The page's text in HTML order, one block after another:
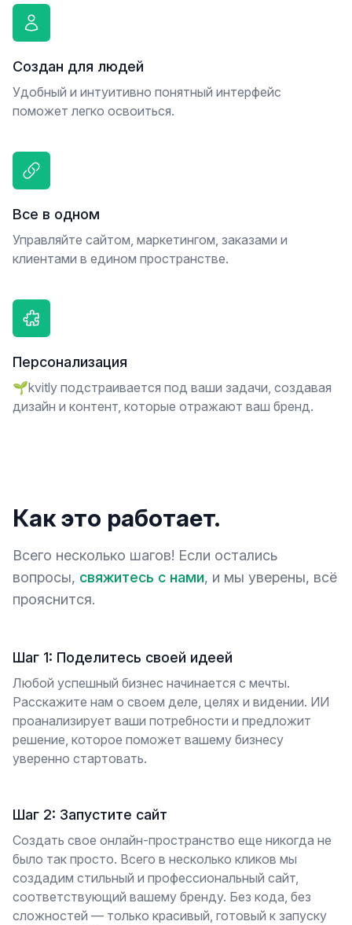
Создан для людей
Удобный и интуитивно понятный интерфейс
поможет легко освоиться.
Все в одном
Управляйте сайтом, маркетингом, заказами и
клиентами в едином пространстве.
Персонализация
🌱kvitly подстраивается под ваши задачи, создавая
дизайн и контент, которые отражают ваш бренд.
Как это работает.
Всего несколько шагов! Если остались
вопросы, свяжитесь с нами, и мы уверены, всё
прояснится.
Шаг 1: Поделитесь своей идеей
Любой успешный бизнес начинается с мечты.
Расскажите нам о своем деле, целях и видении. ИИ
проанализирует ваши потребности и предложит
решение, которое поможет вашему бизнесу
уверенно стартовать.
Шаг 2: Запустите сайт
Создать свое онлайн-пространство еще никогда не
было так просто. Всего в несколько кликов мы
создадим стильный и профессиональный сайт,
соответствующий вашему бренду. Без кода, без
сложностей — только красивый, готовый к запуску